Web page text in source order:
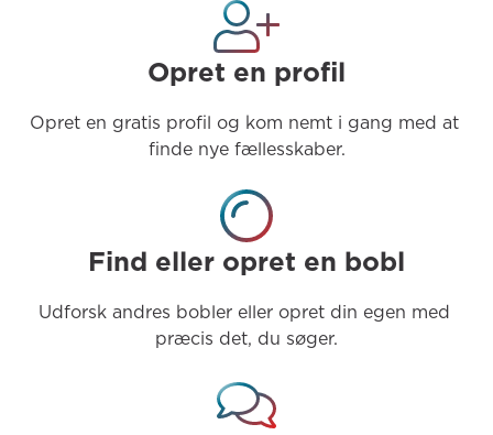
Opret en profil
Opret en gratis profil og kom nemt i gang med at
finde nye fællesskaber.
Find eller opret en bobl
Udforsk andres bobler eller opret din egen med
præcis det, du søger.